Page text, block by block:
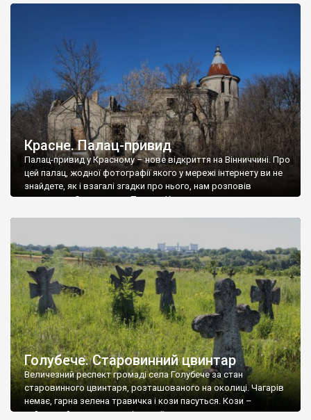
Красне. Палац-привид
Палац-привид у Красному – нове відкриття на Вінниччині. Про
цей палац, жодної фотографії якого у мережі інтернету ви не
знайдете, як і взагалі згадки про нього, нам розповів
мешканець Самгородка. Палац у Красному вразив не лише
Голубече. Старовинний цвинтар
Величезний респект громаді села Голубече за стан
старовинного цвинтаря, розташованого на околиці. Чагарів
немає, гарна зелена травичка і кози пасуться. Кози –
найкращий регулятор шкідливої, для старих кладовищ,